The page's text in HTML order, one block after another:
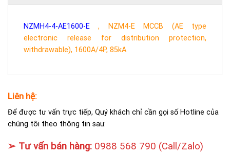
NZMH4-4-AE1600-E , NZM4-E MCCB (AE type
electronic release for distribution protection,
withdrawable), 1600A/4P, 85kA
Liên hệ:
Để được tư vấn trực tiếp, Quý khách chỉ cần gọi số Hotline của
chúng tôi theo thông tin sau:
➢ Tư vấn bán hàng: 0988 568 790 (Call/Zalo)